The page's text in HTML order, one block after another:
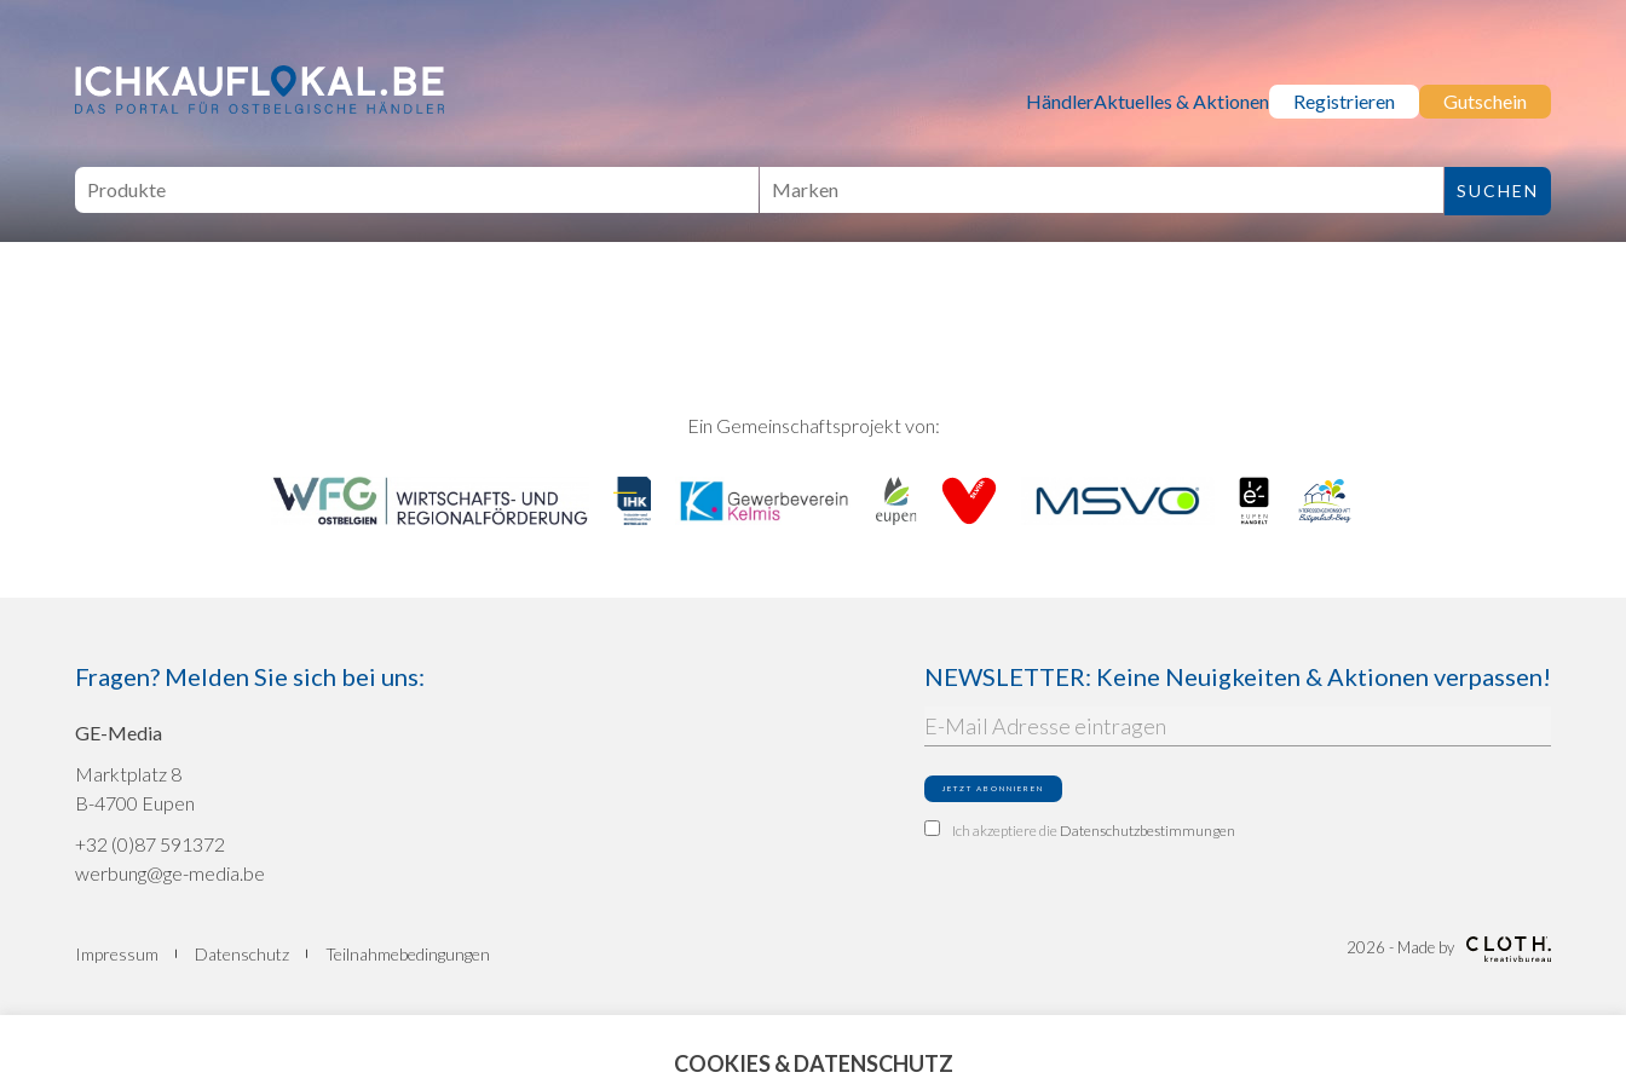
ich kauf lokal - Bei lokalen Händlern online Shoppen HändlerAktuelles & Aktionen Registrieren Gutschein
Ein Gemeinschaftsprojekt von:
Fragen? Melden Sie sich bei uns:
GE-Media
Marktplatz 8
B-4700 Eupen
+32 (0)87 591372
werbung@ge-media.be
NEWSLETTER: Keine Neuigkeiten & Aktionen verpassen!
Ich akzeptiere die Datenschutzbestimmungen
Impressum Datenschutz Teilnahmebedingungen 2026 - Made by
COOKIES & DATENSCHUTZ